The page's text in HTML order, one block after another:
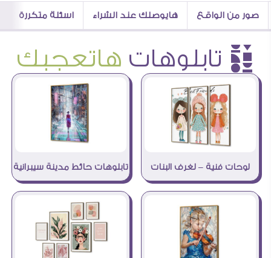
صور من الواقع هايوصلك عند الشراء اسئلة متكررة
è تابلوهات هاتعجبك
لوحات فنية – لغرف البنات تابلوهات حائط مدينة سيبرانية